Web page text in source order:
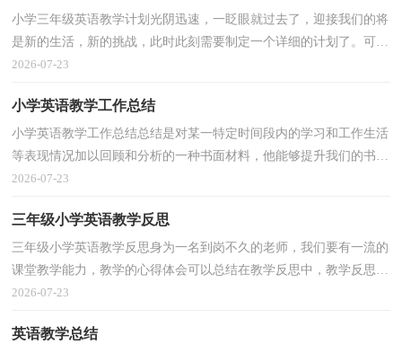
小学三年级英语教学计划光阴迅速，一眨眼就过去了，迎接我们的将
是新的生活，新的挑战，此时此刻需要制定一个详细的计划了。可是
到底什么样的计划才是适合自己的呢？下面是小编整理的...
2026-07-23
小学英语教学工作总结
小学英语教学工作总结总结是对某一特定时间段内的学习和工作生活
等表现情况加以回顾和分析的一种书面材料，他能够提升我们的书面
表达能力，为此我们要做好回顾，写好总结。总结你...
2026-07-23
三年级小学英语教学反思
三年级小学英语教学反思身为一名到岗不久的老师，我们要有一流的
课堂教学能力，教学的心得体会可以总结在教学反思中，教学反思应
该怎么写才好呢？下面是小编收集整理的三年级小学英...
2026-07-23
英语教学总结